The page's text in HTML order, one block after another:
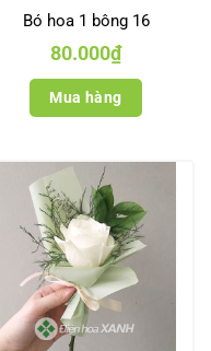
Bó hoa 1 bông 16
80.000₫
Mua hàng